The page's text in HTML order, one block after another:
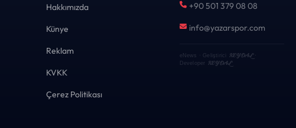
Hakkımızda
Künye
Reklam
KVKK
Çerez Politikası
+90 501 379 08 08
info@yazarspor.com
eNews · Geliştirici KEYDAL·
Developer KEYDAL